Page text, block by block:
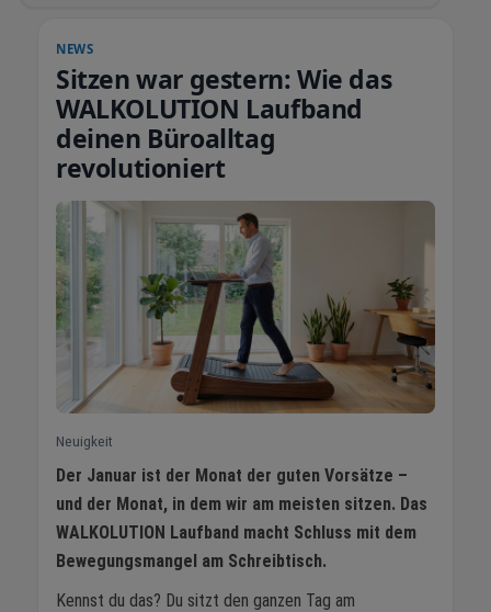
NEWS
Sitzen war gestern: Wie das
WALKOLUTION Laufband
deinen Büroalltag
revolutioniert
Neuigkeit
Der Januar ist der Monat der guten Vorsätze –
und der Monat, in dem wir am meisten sitzen. Das
WALKOLUTION Laufband macht Schluss mit dem
Bewegungsmangel am Schreibtisch.
Kennst du das? Du sitzt den ganzen Tag am